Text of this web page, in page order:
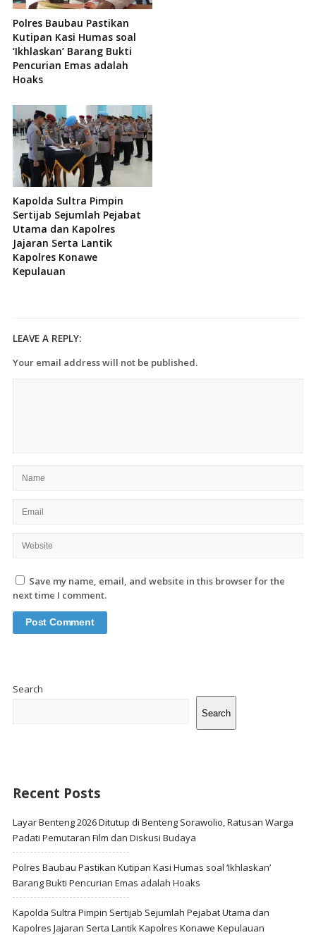
Polres Baubau Pastikan
Kutipan Kasi Humas soal
‘Ikhlaskan’ Barang Bukti
Pencurian Emas adalah
Hoaks
Kapolda Sultra Pimpin
Sertijab Sejumlah Pejabat
Utama dan Kapolres
Jajaran Serta Lantik
Kapolres Konawe
Kepulauan
LEAVE A REPLY:
Your email address will not be published.
Save my name, email, and website in this browser for the
next time I comment.
Search
Search
Recent Posts
Layar Benteng 2026 Ditutup di Benteng Sorawolio, Ratusan Warga
Padati Pemutaran Film dan Diskusi Budaya
Polres Baubau Pastikan Kutipan Kasi Humas soal ‘Ikhlaskan’
Barang Bukti Pencurian Emas adalah Hoaks
Kapolda Sultra Pimpin Sertijab Sejumlah Pejabat Utama dan
Kapolres Jajaran Serta Lantik Kapolres Konawe Kepulauan